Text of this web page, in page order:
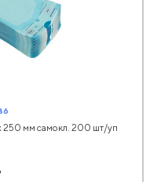
250 мм самокл. 200 шт/уп